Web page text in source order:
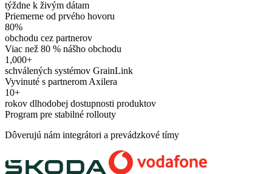
týždne k živým dátam
Priemerne od prvého hovoru
80%
obchodu cez partnerov
Viac než 80 % nášho obchodu
1,000+
schválených systémov GrainLink
Vyvinuté s partnerom Axilera
10+
rokov dlhodobej dostupnosti produktov
Program pre stabilné rollouty
Dôverujú nám integrátori a prevádzkové tímy